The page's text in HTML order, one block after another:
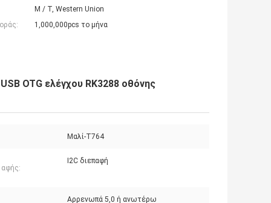
Μ / Τ, Western Union
1,000,000pcs το μήνα
OTG ελέγχου RK3288 οθόνης
Μαλί-T764
I2C διεπαφή
Αρρενωπά 5,0 ή ανωτέρω